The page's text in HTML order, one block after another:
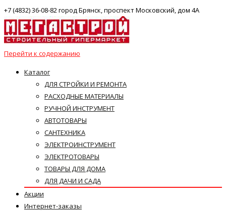
+7 (4832) 36-08-82 город Брянск, проспект Московский, дом 4А
Перейти к содержанию
Каталог
ДЛЯ СТРОЙКИ И РЕМОНТА
РАСХОДНЫЕ МАТЕРИАЛЫ
РУЧНОЙ ИНСТРУМЕНТ
АВТОТОВАРЫ
САНТЕХНИКА
ЭЛЕКТРОИНСТРУМЕНТ
ЭЛЕКТРОТОВАРЫ
ТОВАРЫ ДЛЯ ДОМА
ДЛЯ ДАЧИ И САДА
Акции
Интернет-заказы